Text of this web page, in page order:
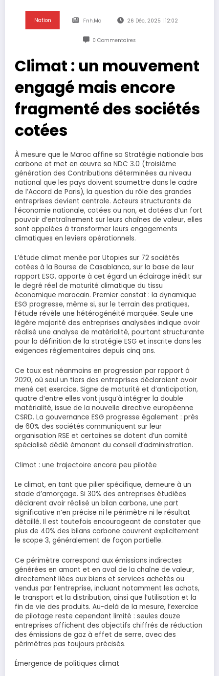
Nation Fnh.ma 26 Déc, 2025 | 12:02
0 Commentaires
Climat : un mouvement
engagé mais encore
fragmenté des sociétés
cotées
À mesure que le Maroc affine sa Stratégie nationale bas
carbone et met en œuvre sa NDC 3.0 (troisième
génération des Contributions déterminées au niveau
national que les pays doivent soumettre dans le cadre
de l’Accord de Paris), la question du rôle des grandes
entreprises devient centrale. Acteurs structurants de
l’économie nationale, cotées ou non, et dotées d’un fort
pouvoir d’entraînement sur leurs chaînes de valeur, elles
sont appelées à transformer leurs engagements
climatiques en leviers opérationnels.
L’étude climat menée par Utopies sur 72 sociétés
cotées à la Bourse de Casablanca, sur la base de leur
rapport ESG, apporte à cet égard un éclairage inédit sur
le degré réel de maturité climatique du tissu
économique marocain. Premier constat : la dynamique
ESG progresse, même si, sur le terrain des pratiques,
l’étude révèle une hétérogénéité marquée. Seule une
légère majorité des entreprises analysées indique avoir
réalisé une analyse de matérialité, pourtant structurante
pour la définition de la stratégie ESG et inscrite dans les
exigences réglementaires depuis cinq ans.
Ce taux est néanmoins en progression par rapport à
2020, où seul un tiers des entreprises déclaraient avoir
mené cet exercice. Signe de maturité et d’anticipation,
quatre d’entre elles vont jusqu’à intégrer la double
matérialité, issue de la nouvelle directive européenne
CSRD. La gouvernance ESG progresse également : près
de 60% des sociétés communiquent sur leur
organisation RSE et certaines se dotent d’un comité
spécialisé dédié émanant du conseil d’administration.
Climat : une trajectoire encore peu pilotée
Le climat, en tant que pilier spécifique, demeure à un
stade d’amorçage. Si 30% des entreprises étudiées
déclarent avoir réalisé un bilan carbone, une part
significative n’en précise ni le périmètre ni le résultat
détaillé. Il est toutefois encourageant de constater que
plus de 40% des bilans carbone couvrent explicitement
le scope 3, généralement de façon partielle.
Ce périmètre correspond aux émissions indirectes
générées en amont et en aval de la chaîne de valeur,
directement liées aux biens et services achetés ou
vendus par l’entreprise, incluant notamment les achats,
le transport et la distribution, ainsi que l’utilisation et la
fin de vie des produits. Au-delà de la mesure, l’exercice
de pilotage reste cependant limité : seules douze
entreprises affichent des objectifs chiffrés de réduction
des émissions de gaz à effet de serre, avec des
périmètres pas toujours précisés.
Émergence de politiques climat